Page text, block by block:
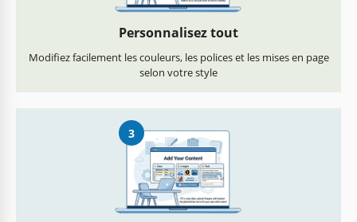
Personnalisez tout
Modifiez facilement les couleurs, les polices et les mises en page
selon votre style
3